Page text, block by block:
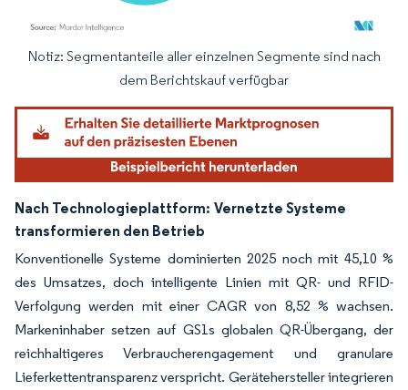
Bild © Mordor Intelligence. Wiederverwendung erfordert Namensnennung
Notiz: Segmentanteile aller einzelnen Segmente sind nach
dem Berichtskauf verfügbar
Nach Technologieplattform: Vernetzte Systeme
transformieren den Betrieb
Konventionelle Systeme dominierten 2025 noch mit 45,10 %
des Umsatzes, doch intelligente Linien mit QR- und RFID-
Verfolgung werden mit einer CAGR von 8,52 % wachsen.
Markeninhaber setzen auf GS1s globalen QR-Übergang, der
reichhaltigeres Verbraucherengagement und granulare
Lieferkettentransparenz verspricht. Gerätehersteller integrieren